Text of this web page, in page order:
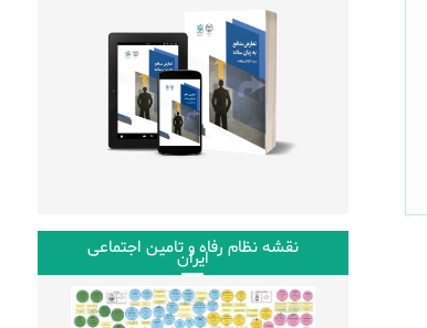
نقشه نظام رفاه و تامین اجتماعی
ایران